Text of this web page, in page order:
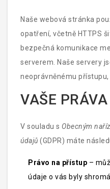
Naše webová stránka
opatření, včetně HTTPS
bezpečná komunikace
serverem. Naše servery
neoprávněnému
povaze internetu nelze
Neukládáme žádné
VAŠE PRÁVA
V souladu s Obecným
údajů (GDPR) máte
Právo na přístup –
údaje o vás byly